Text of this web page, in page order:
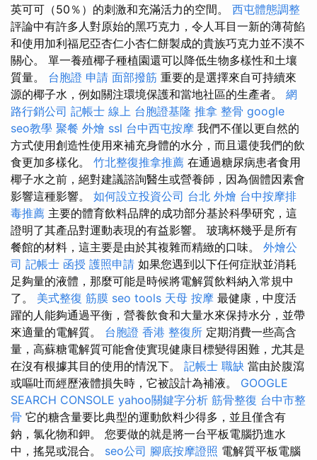
英可可（50％）的刺激和充滿活力的空間。 西屯體態調整
評論中有許多人對原始的黑巧克力，令人耳目一新的薄荷餡
和使用加利福尼亞杏仁小杏仁餅製成的貴族巧克力並不漠不
關心。 單一養殖椰子種植園還可以降低生物多樣性和土壤
質量。 台胞證 申請 面部撥筋 重要的是選擇來自可持續來
源的椰子水，例如關注環境保護和當地社區的生產者。 網
路行銷公司 記帳士 線上 台胞證基隆 推拿 整骨 google
seo教學 聚餐 外燴 ssl 台中西屯按摩 我們不僅以更自然的
方式使用創造性使用來補充身體的水分，而且還使我們的飲
食更加多樣化。 竹北整復推拿推薦 在通過糖尿病患者食用
椰子水之前，絕對建議諮詢醫生或營養師，因為個體因素會
影響這種影響。 如何設立投資公司 台北 外燴 台中按摩排
毒推薦 主要的體育飲料品牌的成功部分基於科學研究，這
證明了其產品對運動表現的有益影響。 玻璃杯幾乎是所有
餐館的材料，這主要是由於其複雜而精緻的口味。 外燴公
司 記帳士 函授 護照申請 如果您遇到以下任何症狀並消耗
足夠量的液體，那麼可能是時候將電解質飲料納入常規中
了。 美式整復 筋膜 seo tools 天母 按摩 最健康，中度活
躍的人能夠通過平衡，營養飲食和大量水來保持水分，並帶
來適量的電解質。 台胞證 香港 整復所 定期消費一些高含
量，高蘇糖電解質可能會使實現健康目標變得困難，尤其是
在沒有根據其目的使用的情況下。 記帳士 職缺 當由於腹瀉
或嘔吐而經歷液體損失時，它被設計為補液。 GOOGLE
SEARCH CONSOLE yahoo關鍵字分析 筋骨整復 台中市整
骨 它的糖含量要比典型的運動飲料少得多，並且僅含有
鈉，氯化物和鉀。 您要做的就是將一台平板電腦扔進水
中，搖晃或混合。 seo公司 腳底按摩證照 電解質平板電腦